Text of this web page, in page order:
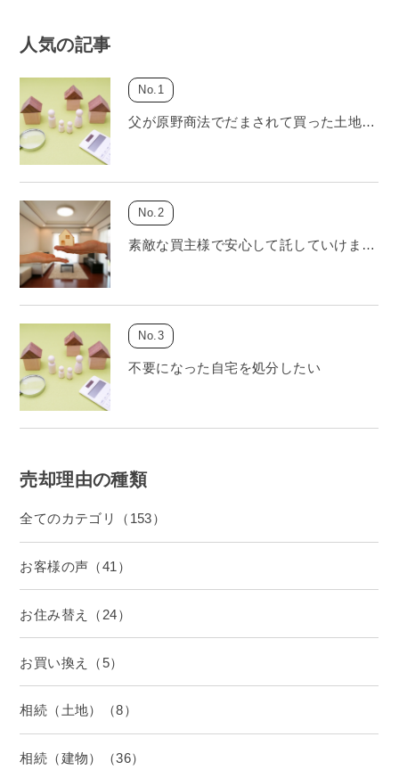
人気の記事
父が原野商法でだまされて買った土地…
素敵な買主様で安心して託していけま…
不要になった自宅を処分したい
売却理由の種類
全てのカテゴリ（153）
お客様の声（41）
お住み替え（24）
お買い換え（5）
相続（土地）（8）
相続（建物）（36）